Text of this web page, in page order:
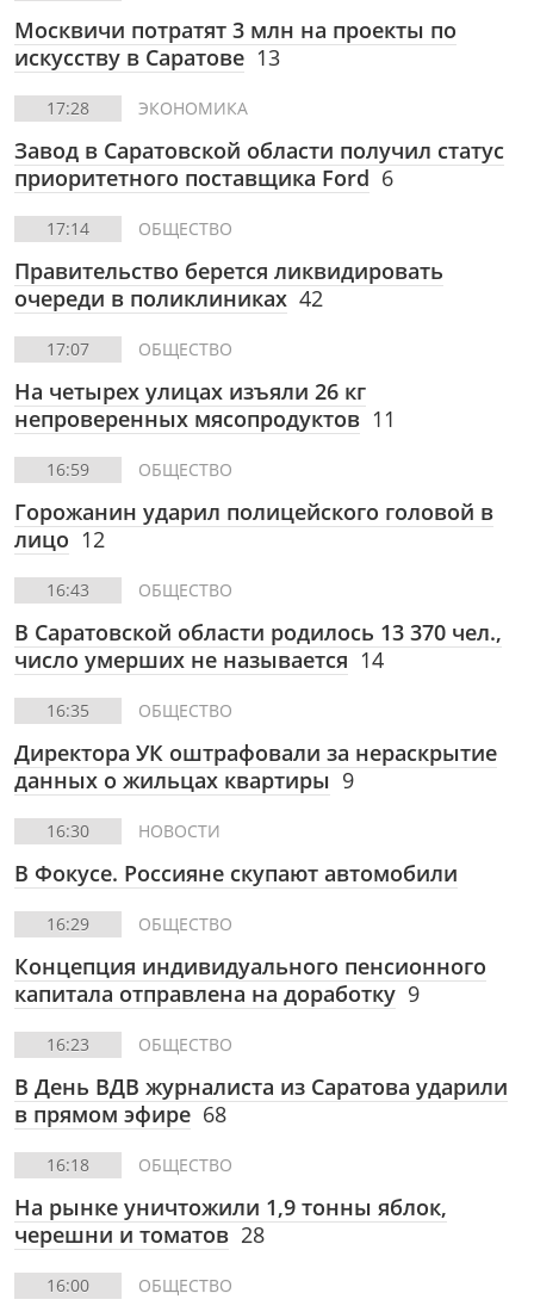
Москвичи потратят 3 млн на проекты по
искусству в Саратове 13
17:28 ЭКОНОМИКА
Завод в Саратовской области получил статус
приоритетного поставщика Ford 6
17:14 ОБЩЕСТВО
Правительство берется ликвидировать
очереди в поликлиниках 42
17:07 ОБЩЕСТВО
На четырех улицах изъяли 26 кг
непроверенных мясопродуктов 11
16:59 ОБЩЕСТВО
Горожанин ударил полицейского головой в
лицо 12
16:43 ОБЩЕСТВО
В Саратовской области родилось 13 370 чел.,
число умерших не называется 14
16:35 ОБЩЕСТВО
Директора УК оштрафовали за нераскрытие
данных о жильцах квартиры 9
16:30 НОВОСТИ
В Фокусе. Россияне скупают автомобили
16:29 ОБЩЕСТВО
Концепция индивидуального пенсионного
капитала отправлена на доработку 9
16:23 ОБЩЕСТВО
В День ВДВ журналиста из Саратова ударили
в прямом эфире 68
16:18 ОБЩЕСТВО
На рынке уничтожили 1,9 тонны яблок,
черешни и томатов 28
16:00 ОБЩЕСТВО